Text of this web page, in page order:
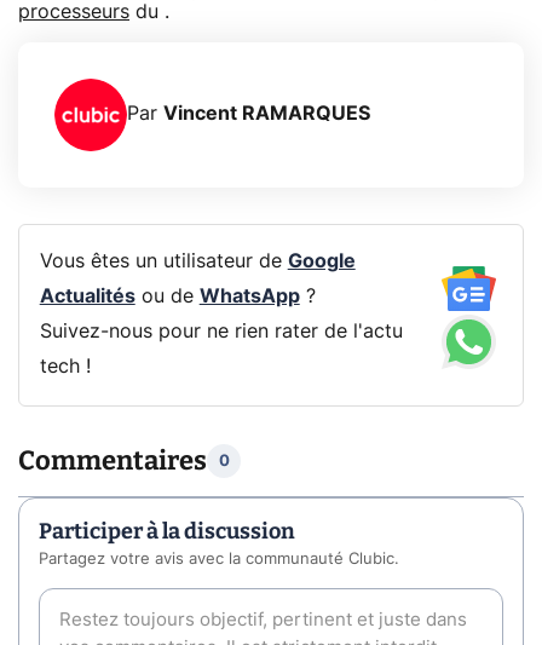
processeurs du .
Par Vincent RAMARQUES
Vous êtes un utilisateur de Google
Actualitésou de WhatsApp?
Suivez-nous pour ne rien rater de l'actu
tech !
Commentaires 0
Participer à la discussion
Partagez votre avis avec la communauté Clubic.